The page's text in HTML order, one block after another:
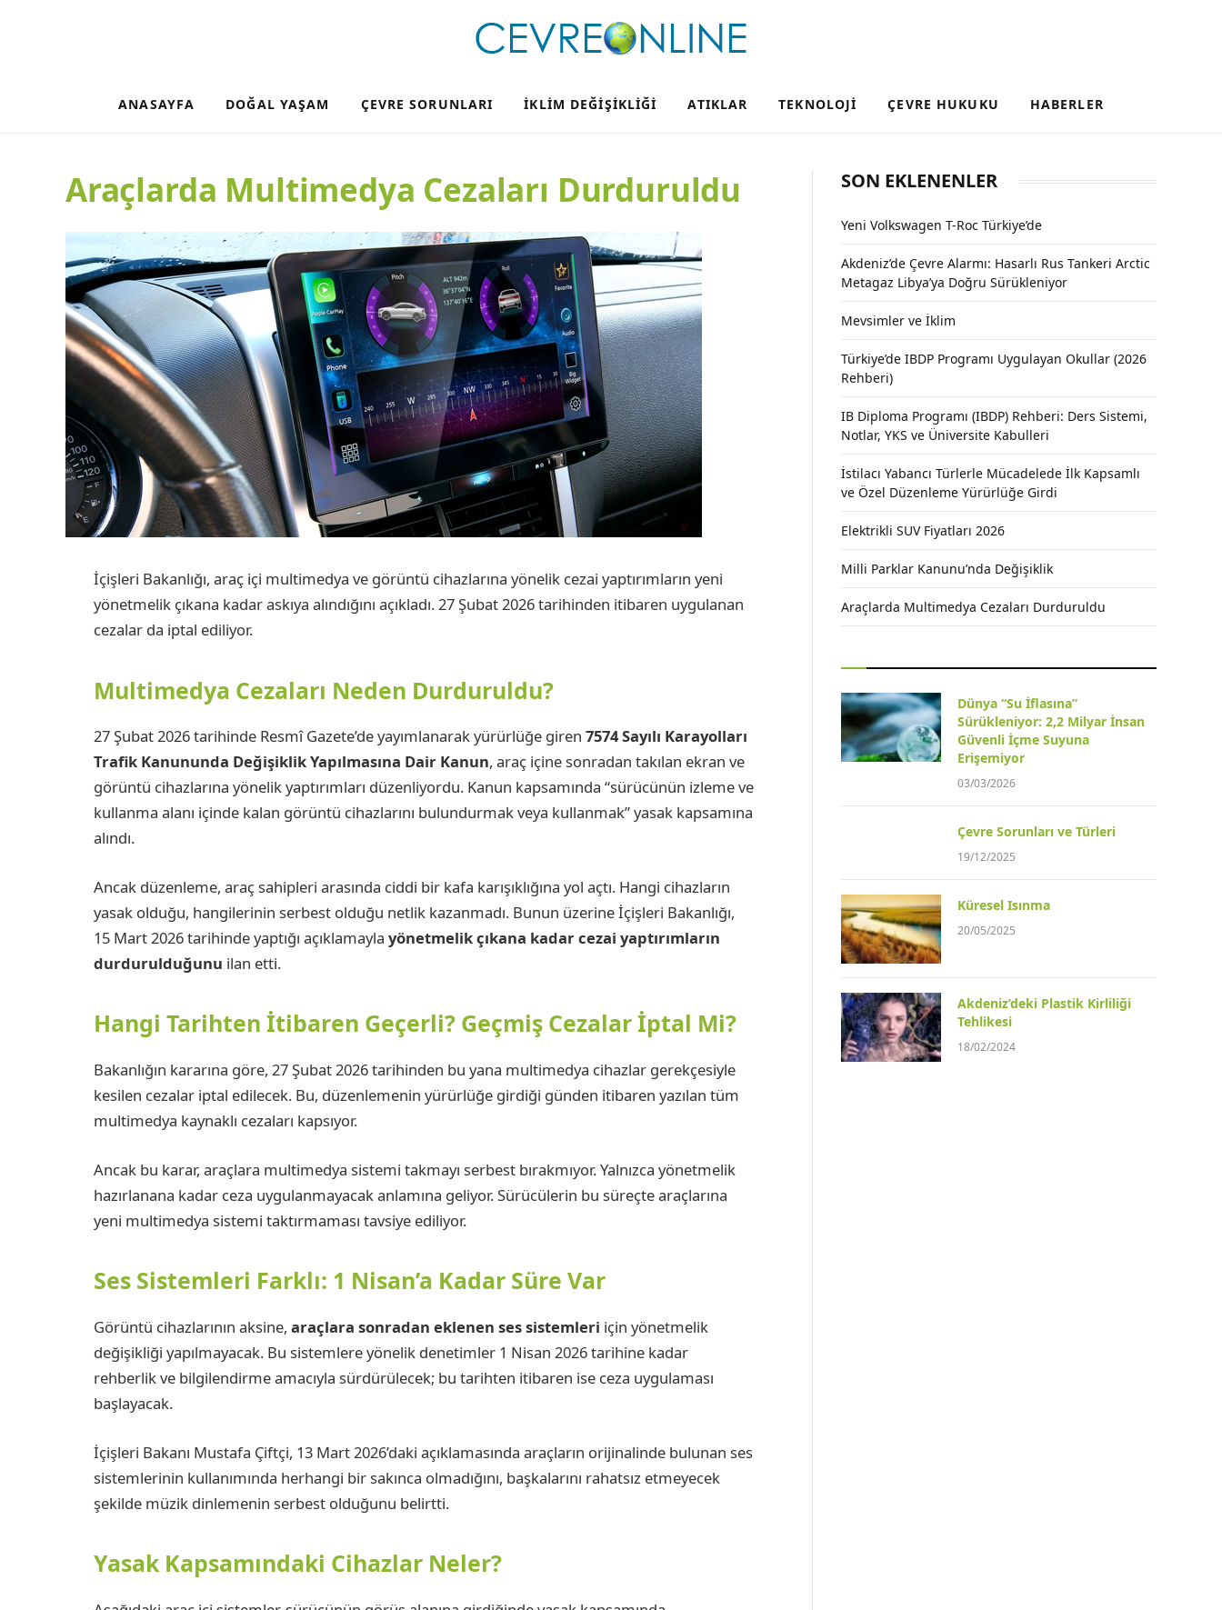
ANASAYFA DOĞAL YAŞAM ÇEVRE SORUNLARI İKLIM DEĞIŞIKLIĞI ATIKLAR TEKNOLOJI ÇEVRE HUKUKU HABERLER
Araçlarda Multimedya Cezaları Durduruldu
İçişleri Bakanlığı, araç içi multimedya ve görüntü cihazlarına yönelik cezai yaptırımların yeni
yönetmelik çıkana kadar askıya alındığını açıkladı. 27 Şubat 2026 tarihinden itibaren uygulanan
cezalar da iptal ediliyor.
Multimedya Cezaları Neden Durduruldu?
27 Şubat 2026 tarihinde Resmî Gazete’de yayımlanarak yürürlüğe giren 7574 Sayılı Karayolları
Trafik Kanununda Değişiklik Yapılmasına Dair Kanun, araç içine sonradan takılan ekran ve
görüntü cihazlarına yönelik yaptırımları düzenliyordu. Kanun kapsamında “sürücünün izleme ve
kullanma alanı içinde kalan görüntü cihazlarını bulundurmak veya kullanmak” yasak kapsamına
alındı.
Ancak düzenleme, araç sahipleri arasında ciddi bir kafa karışıklığına yol açtı. Hangi cihazların
yasak olduğu, hangilerinin serbest olduğu netlik kazanmadı. Bunun üzerine İçişleri Bakanlığı,
15 Mart 2026 tarihinde yaptığı açıklamayla yönetmelik çıkana kadar cezai yaptırımların
durdurulduğunu ilan etti.
Hangi Tarihten İtibaren Geçerli? Geçmiş Cezalar İptal Mi?
Bakanlığın kararına göre, 27 Şubat 2026 tarihinden bu yana multimedya cihazlar gerekçesiyle
kesilen cezalar iptal edilecek. Bu, düzenlemenin yürürlüğe girdiği günden itibaren yazılan tüm
multimedya kaynaklı cezaları kapsıyor.
Ancak bu karar, araçlara multimedya sistemi takmayı serbest bırakmıyor. Yalnızca yönetmelik
hazırlanana kadar ceza uygulanmayacak anlamına geliyor. Sürücülerin bu süreçte araçlarına
yeni multimedya sistemi taktırmaması tavsiye ediliyor.
Ses Sistemleri Farklı: 1 Nisan’a Kadar Süre Var
Görüntü cihazlarının aksine, araçlara sonradan eklenen ses sistemleri için yönetmelik
değişikliği yapılmayacak. Bu sistemlere yönelik denetimler 1 Nisan 2026 tarihine kadar
rehberlik ve bilgilendirme amacıyla sürdürülecek; bu tarihten itibaren ise ceza uygulaması
başlayacak.
İçişleri Bakanı Mustafa Çiftçi, 13 Mart 2026’daki açıklamasında araçların orijinalinde bulunan ses
sistemlerinin kullanımında herhangi bir sakınca olmadığını, başkalarını rahatsız etmeyecek
şekilde müzik dinlemenin serbest olduğunu belirtti.
Yasak Kapsamındaki Cihazlar Neler?
SON EKLENENLER
Yeni Volkswagen T-Roc Türkiye’de
Akdeniz’de Çevre Alarmı: Hasarlı Rus Tankeri Arctic
Metagaz Libya’ya Doğru Sürükleniyor
Mevsimler ve İklim
Türkiye’de IBDP Programı Uygulayan Okullar (2026
Rehberi)
IB Diploma Programı (IBDP) Rehberi: Ders Sistemi,
Notlar, YKS ve Üniversite Kabulleri
İstilacı Yabancı Türlerle Mücadelede İlk Kapsamlı
ve Özel Düzenleme Yürürlüğe Girdi
Elektrikli SUV Fiyatları 2026
Milli Parklar Kanunu’nda Değişiklik
Araçlarda Multimedya Cezaları Durduruldu
Dünya “Su İflasına”
Sürükleniyor: 2,2 Milyar İnsan
Güvenli İçme Suyuna
Erişemiyor
03/03/2026
Çevre Sorunları ve Türleri
19/12/2025
Küresel Isınma
20/05/2025
Akdeniz’deki Plastik Kirliliği
Tehlikesi
18/02/2024